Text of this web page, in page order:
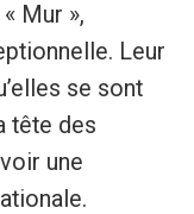
Mur »,
Leur
se sont
tête des
une